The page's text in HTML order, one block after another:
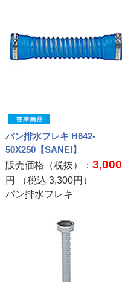
パン排水フレキ H642-
50X250【SANEI】
販売価格（税抜）： 3,000
円 （税込 3,300円）
パン排水フレキ